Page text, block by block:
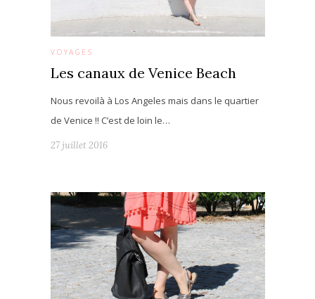
VOYAGES
Les canaux de Venice Beach
Nous revoilà à Los Angeles mais dans le quartier
de Venice !! C’est de loin le…
27 juillet 2016